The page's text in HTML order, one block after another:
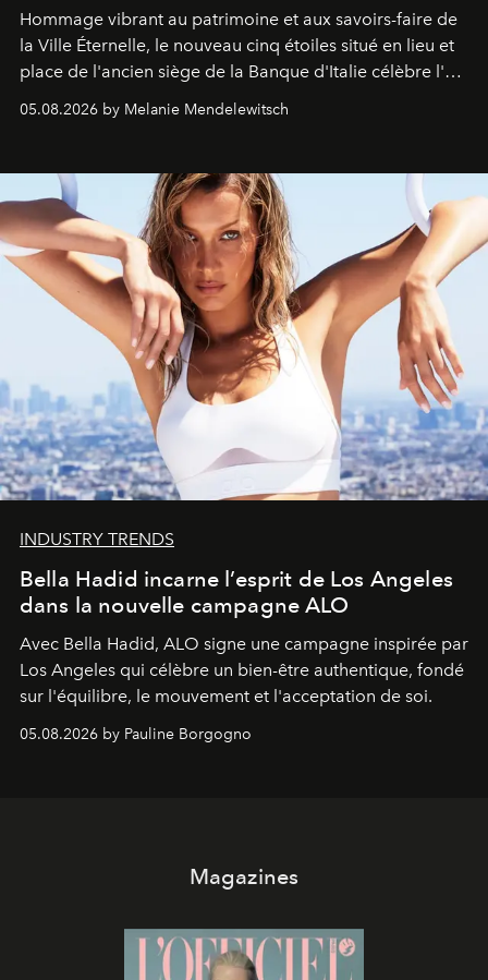
Hommage vibrant au patrimoine et aux savoirs-faire de
la Ville Éternelle, le nouveau cinq étoiles situé en lieu et
place de l'ancien siège de la Banque d'Italie célèbre l'art
05.08.2026 by Melanie Mendelewitsch
INDUSTRY TRENDS
Bella Hadid incarne l’esprit de Los Angeles
dans la nouvelle campagne ALO
Avec Bella Hadid, ALO signe une campagne inspirée par
Los Angeles qui célèbre un bien-être authentique, fondé
sur l'équilibre, le mouvement et l'acceptation de soi.
05.08.2026 by Pauline Borgogno
Magazines